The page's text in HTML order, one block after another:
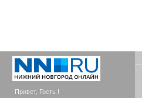
Привет, Гость !